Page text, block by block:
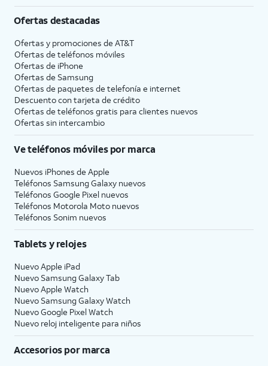
Ofertas destacadas
Ofertas y promociones de AT&T
Ofertas de teléfonos móviles
Ofertas de iPhone
Ofertas de Samsung
Ofertas de paquetes de telefonía e internet
Descuento con tarjeta de crédito
Ofertas de teléfonos gratis para clientes nuevos
Ofertas sin intercambio
Ve teléfonos móviles por marca
Nuevos iPhones de Apple
Teléfonos Samsung Galaxy nuevos
Teléfonos Google Pixel nuevos
Teléfonos Motorola Moto nuevos
Teléfonos Sonim nuevos
Tablets y relojes
Nuevo Apple iPad
Nuevo Samsung Galaxy Tab
Nuevo Apple Watch
Nuevo Samsung Galaxy Watch
Nuevo Google Pixel Watch
Nuevo reloj inteligente para niños
Accesorios por marca